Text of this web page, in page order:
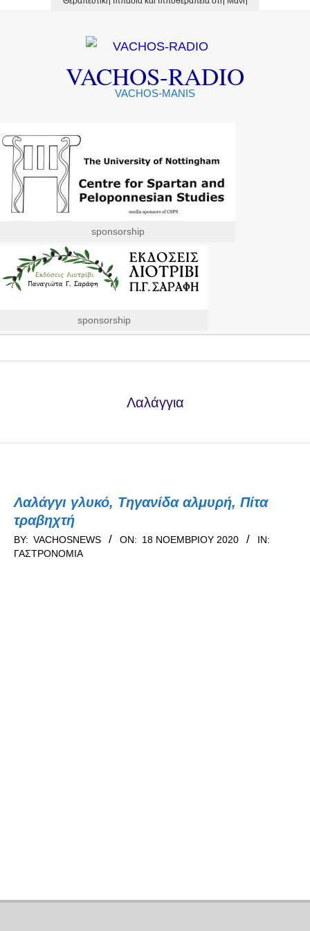
VACHOS-RADIO
VACHOS-MANIS
sponsorship
sponsorship
Λαλάγγια
Λαλάγγι γλυκό, Τηγανίδα αλμυρή, Πίτα
τραβηχτή
2020-
11-
BY: VACHOSNEWS ON: 18 ΝΟΕΜΒΡΊΟΥ 2020
IN:
ΓΑΣΤΡΟΝΟΜΊΑ